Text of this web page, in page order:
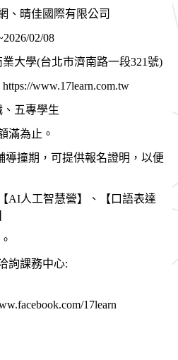
、晴佳國際有限公司
02/08
大學(台北市濟南路一段321號)
www.17learn.com.tw
五專學生
滿為止。
撞期，可提供報名證明，以便
AI人工智慧營】、【口語表達
詢課務中心:
17learn